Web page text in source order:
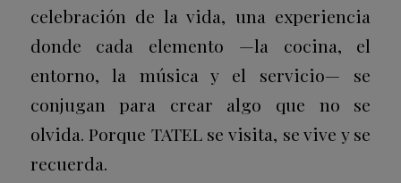
celebración de la vida, una experiencia
donde cada elemento —la cocina, el
entorno, la música y el servicio— se
conjugan para crear algo que no se
olvida. Porque TATEL se visita, se vive y se
recuerda.